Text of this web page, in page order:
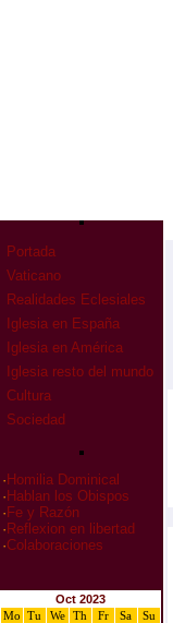
Portada
Vaticano
Realidades Eclesiales
Iglesia en España
Iglesia en América
Iglesia resto del mundo
Cultura
Sociedad
· Homilia Dominical
· Hablan los Obispos
· Fe y Razón
· Reflexion en libertad
·Colaboraciones
Oct 2023
Mo
Tu We Th Fr Sa
Su